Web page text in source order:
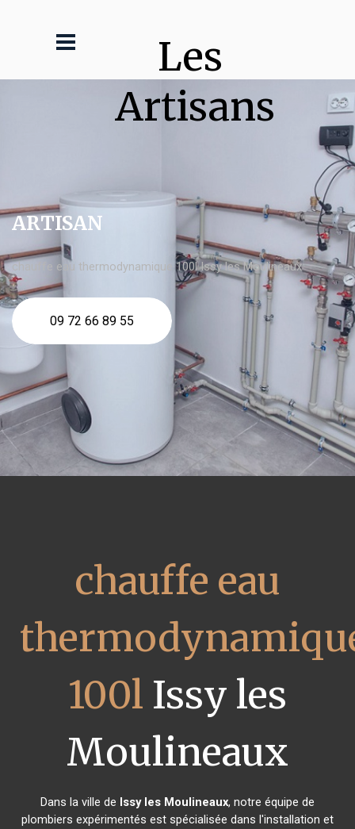
Les
Artisans
ARTISAN
chauffe eau thermodynamique 100l Issy les Moulineaux
09 72 66 89 55
chauffe eau
100l Issy les
Moulineaux
Dans la ville de Issy les Moulineaux, notre équipe de
plombiers expérimentés est spécialisée dans l'installation et